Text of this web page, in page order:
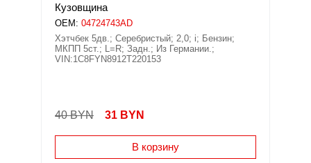
Кузовщина
OEM: 04724743AD
Хэтчбек 5дв.; Серебристый; 2,0; i; Бензин;
МКПП 5ст.; L=R; Задн.; Из Германии.;
VIN:1C8FYN8912T220153
40 BYN 31 BYN
В корзину